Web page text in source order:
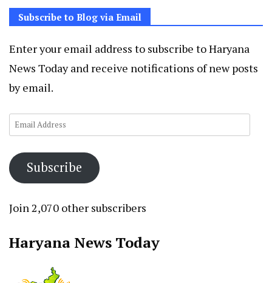
Subscribe to Blog via Email
Enter your email address to subscribe to Haryana
News Today and receive notifications of new posts
by email.
Email
Subscribe
Join 2,070 other subscribers
Haryana News Today